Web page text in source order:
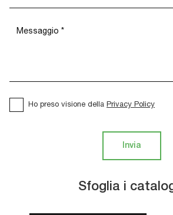
Sfoglia i
Ho preso visione della Privacy Policy
Invia